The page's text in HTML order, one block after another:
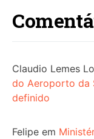
Claudio Lemes
do Aeroporto da
definido
Felipe em